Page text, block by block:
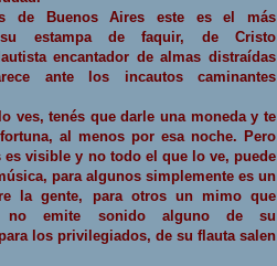
de Buenos Aires este es el más
su estampa de faquir, de Cristo
encantador de almas distraídas
ante los incautos caminantes
ves, tenés que darle una moneda y te
al menos por esa noche. Pero
es visible y no todo el que lo ve, puede
para algunos simplemente es un
la gente, para otros un mimo que
no emite sonido alguno de su
los privilegiados, de su flauta salen